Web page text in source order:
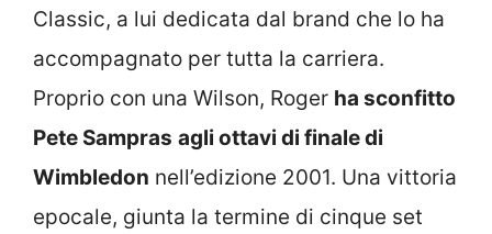
Classic, a lui dedicata dal brand che lo ha
accompagnato per tutta la carriera.
Proprio con una Wilson, Roger ha sconfitto
Pete Sampras agli ottavi di finale di
Wimbledon nell’edizione 2001. Una vittoria
epocale, giunta la termine di cinque set